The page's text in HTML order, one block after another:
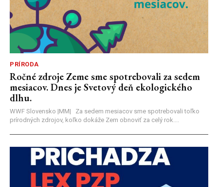
PRÍRODA
Ročné zdroje Zeme sme spotrebovali za sedem
mesiacov. Dnes je Svetový deň ekologického
dlhu.
WWF Slovensko |MM| Za sedem mesiacov sme spotrebovali toľko
prírodných zdrojov, koľko dokáže Zem obnoviť za celý rok....